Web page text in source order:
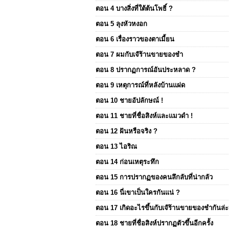
ตอน 4 บางสิ่งที่ใต้ต้นโพธิ์ ?
ตอน 5 ลุงหัวหงอก
ตอน 6 เรื่องราวของตาเมี้ยน
ตอน 7 ผมกับเจ๊ร้านขายของชำ
ตอน 8 ปรากฏการณ์อันประหลาด ?
ตอน 9 เหตุการณ์ที่หลังบ้านแฝด
ตอน 10 ชายอัปลักษณ์ !
ตอน 11 ชายที่ชื่อสิงห์และแมวดำ !
ตอน 12 ฝันหรือจริง ?
ตอน 13 ไอริณ
ตอน 14 ก่อนเหตุระทึก
ตอน 15 การปรากฏของคนลึกลับที่น่ากลัว
ตอน 16 นี่เขาเป็นใครกันแน่ ?
ตอน 17 เกิดอะไรขึ้นกับเจ๊ร้านขายของชำกันล่
ตอน 18 ชายที่ชื่อสิงห์ปรากฏตัวขึ้นอีกครั้ง